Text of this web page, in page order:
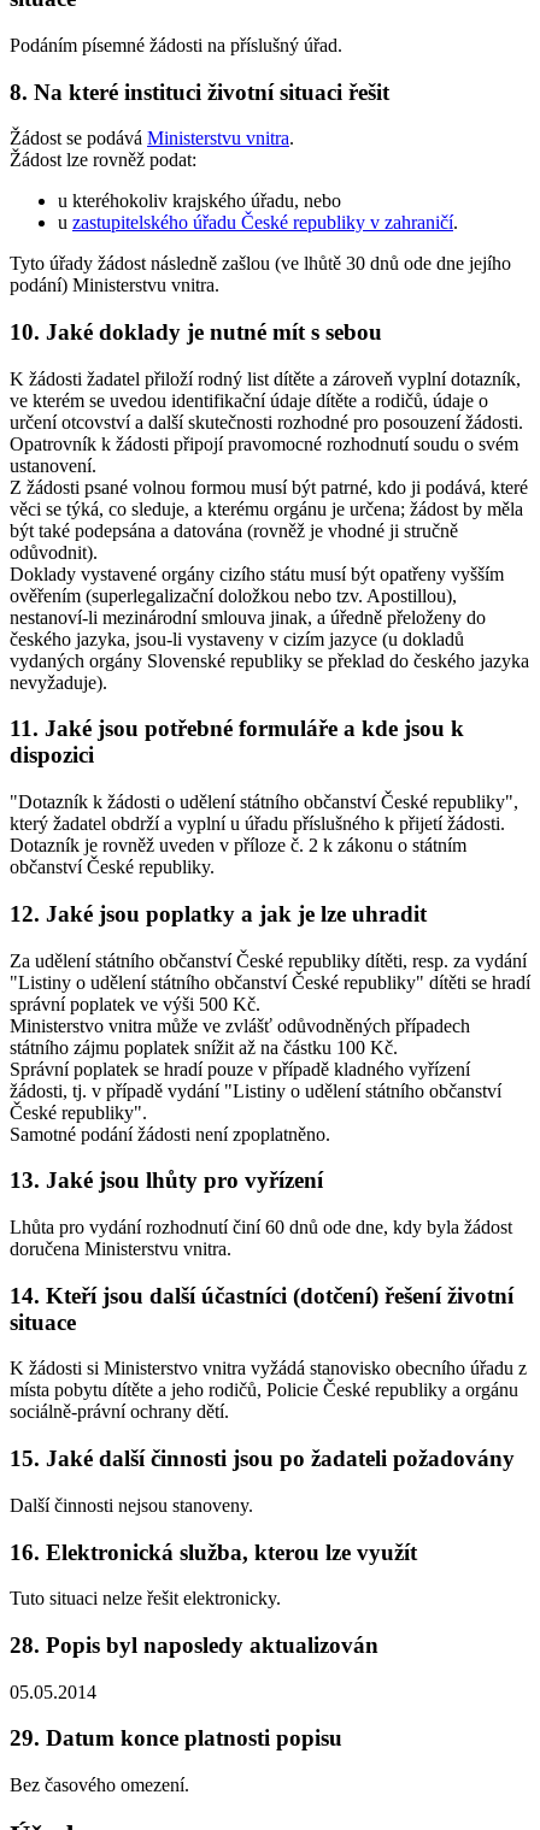
Podáním písemné žádosti na příslušný úřad.
8. Na které instituci životní situaci řešit
Žádost se podává Ministerstvu vnitra.
Žádost lze rovněž podat:
u kteréhokoliv krajského úřadu, nebo
u zastupitelského úřadu České republiky v zahraničí.
Tyto úřady žádost následně zašlou (ve lhůtě 30 dnů ode dne jejího
podání) Ministerstvu vnitra.
10. Jaké doklady je nutné mít s sebou
K žádosti žadatel přiloží rodný list dítěte a zároveň vyplní dotazník,
ve kterém se uvedou identifikační údaje dítěte a rodičů, údaje o
určení otcovství a další skutečnosti rozhodné pro posouzení žádosti.
Opatrovník k žádosti připojí pravomocné rozhodnutí soudu o svém
ustanovení.
Z žádosti psané volnou formou musí být patrné, kdo ji podává, které
věci se týká, co sleduje, a kterému orgánu je určena; žádost by měla
být také podepsána a datována (rovněž je vhodné ji stručně
odůvodnit).
Doklady vystavené orgány cizího státu musí být opatřeny vyšším
ověřením (superlegalizační doložkou nebo tzv. Apostillou),
nestanoví-li mezinárodní smlouva jinak, a úředně přeloženy do
českého jazyka, jsou-li vystaveny v cizím jazyce (u dokladů
vydaných orgány Slovenské republiky se překlad do českého jazyka
nevyžaduje).
11. Jaké jsou potřebné formuláře a kde jsou k
dispozici
"Dotazník k žádosti o udělení státního občanství České republiky",
který žadatel obdrží a vyplní u úřadu příslušného k přijetí žádosti.
Dotazník je rovněž uveden v příloze č. 2 k zákonu o státním
občanství České republiky.
12. Jaké jsou poplatky a jak je lze uhradit
Za udělení státního občanství České republiky dítěti, resp. za vydání
"Listiny o udělení státního občanství České republiky" dítěti se hradí
správní poplatek ve výši 500 Kč.
Ministerstvo vnitra může ve zvlášť odůvodněných případech
státního zájmu poplatek snížit až na částku 100 Kč.
Správní poplatek se hradí pouze v případě kladného vyřízení
žádosti, tj. v případě vydání "Listiny o udělení státního občanství
České republiky".
Samotné podání žádosti není zpoplatněno.
13. Jaké jsou lhůty pro vyřízení
Lhůta pro vydání rozhodnutí činí 60 dnů ode dne, kdy byla žádost
doručena Ministerstvu vnitra.
14. Kteří jsou další účastníci (dotčení) řešení životní
situace
K žádosti si Ministerstvo vnitra vyžádá stanovisko obecního úřadu z
místa pobytu dítěte a jeho rodičů, Policie České republiky a orgánu
sociálně-právní ochrany dětí.
15. Jaké další činnosti jsou po žadateli požadovány
Další činnosti nejsou stanoveny.
16. Elektronická služba, kterou lze využít
Tuto situaci nelze řešit elektronicky.
28. Popis byl naposledy aktualizován
05.05.2014
29. Datum konce platnosti popisu
Bez časového omezení.